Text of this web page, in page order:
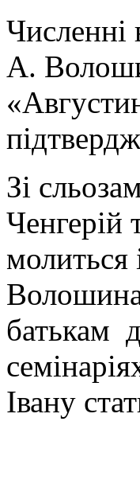
Численні
А.
Зі
Ченгерій
молиться
батькам
Івану